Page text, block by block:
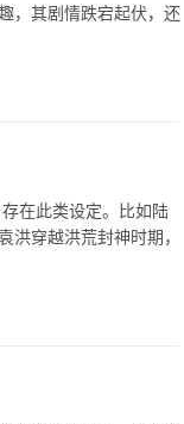
，其剧情跌宕起伏，还
在此类设定。比如陆
洪穿越洪荒封神时期，